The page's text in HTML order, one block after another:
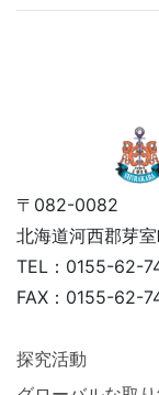
〒082-0082
北海道河西郡芽
TEL：0155-62-
FAX：0155-62-
探究活動